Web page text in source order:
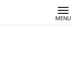
MENU